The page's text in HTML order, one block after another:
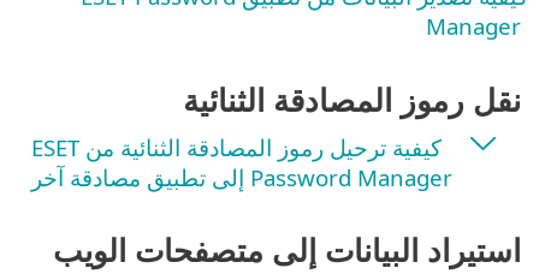
Manager
نقل رموز المصادقة الثنائية
كيفية ترحيل رموز المصادقة الثنائية من ESET
Password Manager إلى تطبيق مصادقة آخر
استيراد البيانات إلى متصفحات الويب